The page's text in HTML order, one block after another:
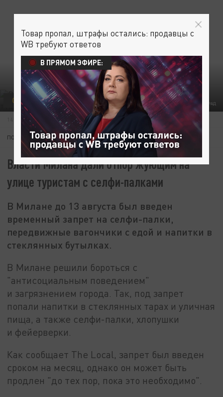
ФОТО: ЦАРЬГРАД
ОБЩЕСТВО ИТАЛИЯ ЗАКОН
14 ИЮЛЯ 21:49
ПОДПИШИТЕСЬ:
Власти Милана дали отпор жующим на
улице туристам с селфи-палками
В Милане до 13 августа был введен
временный запрет на селфи-палки,
передвижные вагончики с едой и напитки в
стеклянных бутылках.
В Милане решили бороться с
"антисоциальным поведением"
и загрязнением города. Так, под запрет
попали напитки в стеклянных тарах и уличная
пища, а также селфи-палки, хлопушки
и фейерверки.
Как сообщает The Local, запрет был введен
сроком на месяц, однако он может быть
продлен "до тех пор, пока это необходимо".
Товар пропал, штрафы остались: продавцы с
WB требуют ответов
В ПРЯМОМ ЭФИРЕ: